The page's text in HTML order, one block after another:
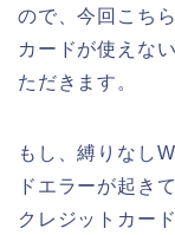
ので、今回こち
カードが使えな
ただきます。
もし、縛りなし
ドエラーが起き
クレジットカー